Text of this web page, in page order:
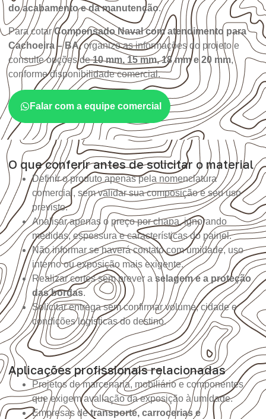
do acabamento e da manutenção.
Para cotarCompensado Naval com atendimento para
Cachoeira – BA, organize as informações do projeto e
consulte opções de10 mm, 15 mm, 18 mm e 20 mm,
conforme disponibilidade comercial.
Falar com a equipe comercial
O que conferir antes de solicitar o material
Definir o produto apenas pela nomenclatura
comercial, sem validar sua composição e seu uso
previsto.
Analisar apenas o preço por chapa, ignorando
medidas, espessura e características do painel.
Não informar se haverá contato com umidade, uso
interno ou exposição mais exigente.
Realizar cortes sem prever a selagem e a proteção
das bordas.
Solicitar entrega sem confirmar volume, cidade e
condições logísticas do destino.
Aplicações profissionais relacionadas
Projetos de marcenaria, mobiliário e componentes
que exigem avaliação da exposição à umidade.
Empresas detransporte, carrocerias e